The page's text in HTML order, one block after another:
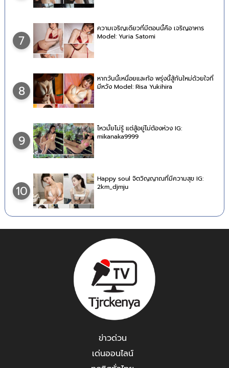
7
ความเจริญเดียวที่มีตอนนี้คือ เจริญอาหาร
Model: Yuria Satomi
8
หากวันนี้เหนื่อยและท้อ พรุ่งนี้สู้กันใหม่ด้วยใจที่
มีหวัง Model: Risa Yukihira
9
ไหวมั้ยไม่รู้ แต่สู้อยู่ไม่ต้องห่วง IG:
mikanaka9999
10
Happy soul จิตวิญญาณที่มีความสุข IG:
2km_djmju
ข่าวด่วน
เด่นออนไลน์